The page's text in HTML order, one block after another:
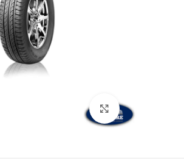
بزرگنمایی تصویر